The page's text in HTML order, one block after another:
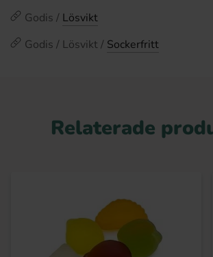
Godis / Lösvikt
Godis / Lösvikt / Sockerfritt
Relaterade